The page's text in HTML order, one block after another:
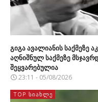
გიგა ავალიანის საქმეზე
აღნიშნულ საქმეზე
შეყვარებულია
23:11 - 05/08/2026
TOP ᲡᲘᲐᲮᲚᲔ